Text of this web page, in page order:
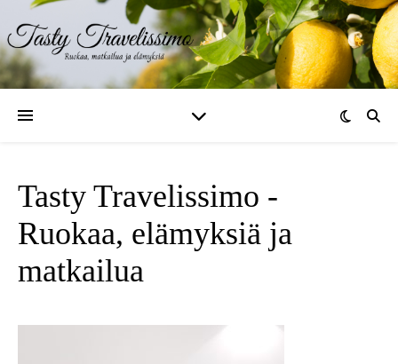
Tasty Travelissimo -
Ruokaa, elämyksiä ja
matkailua